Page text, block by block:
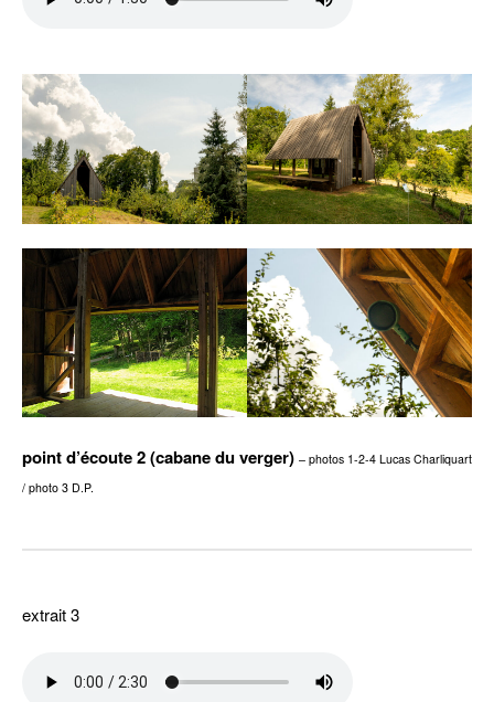
point d’écoute 2 (cabane du verger) – photos 1-2-4 Lucas Charliquart
/ photo 3 D.P.
extrait 3